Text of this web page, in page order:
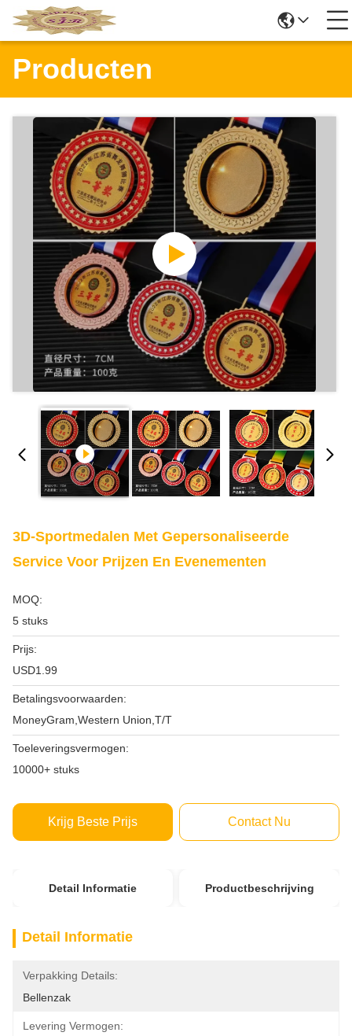
Producten
3D-Sportmedalen Met Gepersonaliseerde
Service Voor Prijzen En Evenementen
MOQ:
5 stuks
Prijs:
USD1.99
Betalingsvoorwaarden:
MoneyGram,Western Union,T/T
Toeleveringsvermogen:
10000+ stuks
Krijg Beste Prijs Contact Nu
Detail Informatie Productbeschrijving
Detail Informatie
Verpakking Details:
Bellenzak
Levering Vermogen: